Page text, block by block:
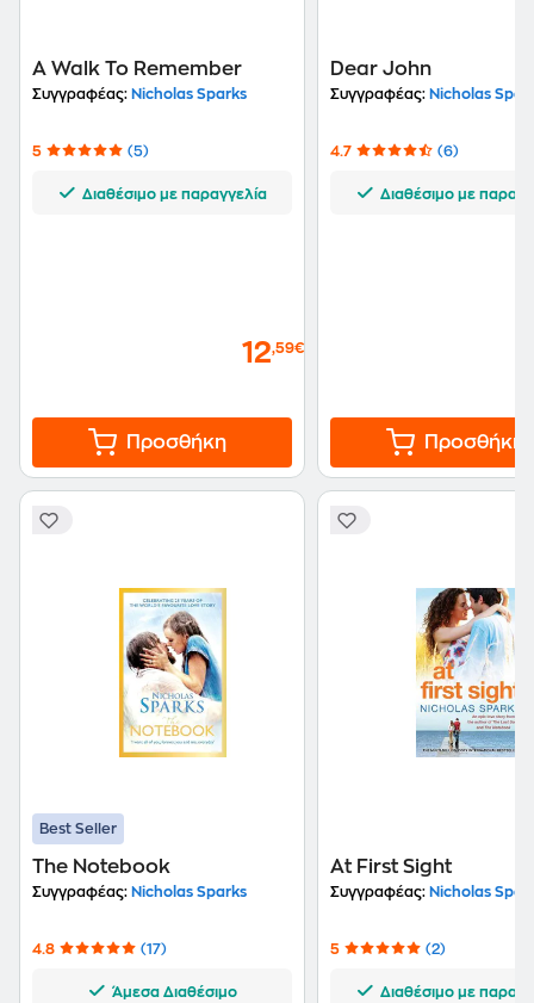
A Walk To Remember
Συγγραφέας: Nicholas Sparks
5 (5)
Διαθέσιμο με παραγγελία
12,59€
Προσθήκη
Dear John
Συγγραφέας: Nicholas
4.7 (6)
Διαθέσιμο με
Προσθήκη
Best Seller
The Notebook
Συγγραφέας: Nicholas Sparks
4.8 (17)
Άμεσα Διαθέσιμο
At First Sight
Συγγραφέας: Nicholas
5 (2)
Διαθέσιμο με